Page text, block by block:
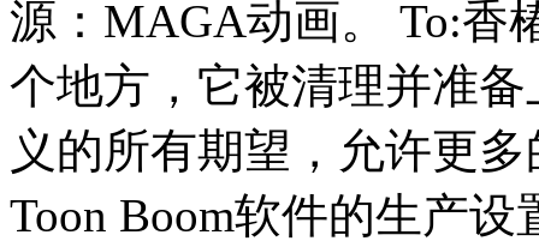
源：MAGA动画。 To:香
个地方，它被清理并准
义的所有期望，允许更
Toon Boom软件的生产